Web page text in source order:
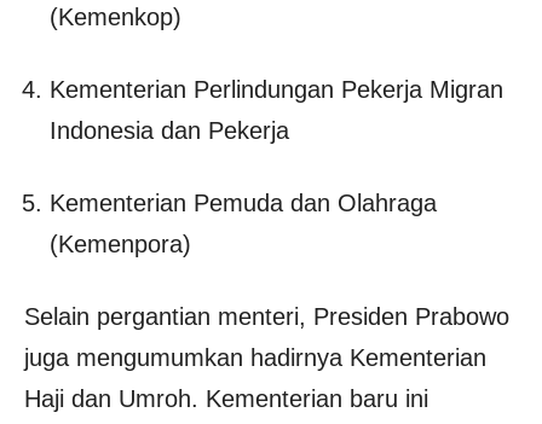
(Kemenkop)
Kementerian Perlindungan Pekerja Migran
Indonesia dan Pekerja
Kementerian Pemuda dan Olahraga
(Kemenpora)
Selain pergantian menteri, Presiden Prabowo
juga mengumumkan hadirnya Kementerian
Haji dan Umroh. Kementerian baru ini